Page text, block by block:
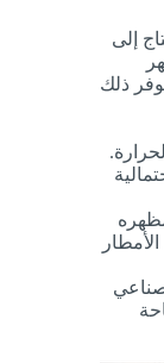
إلى
ذلك